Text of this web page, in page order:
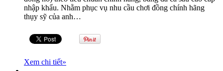
nhập khẩu. Nhằm phục vụ nhu cầu chơi đồng chính hãng
thụy sỹ của anh…
Xem chi tiết»